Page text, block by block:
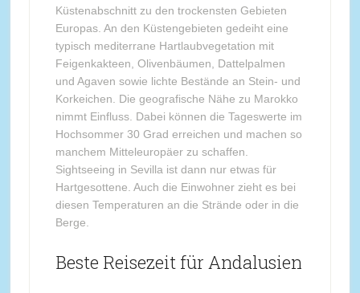
Küstenabschnitt zu den trockensten Gebieten
Europas. An den Küstengebieten gedeiht eine
typisch mediterrane Hartlaubvegetation mit
Feigenkakteen, Olivenbäumen, Dattelpalmen
und Agaven sowie lichte Bestände an Stein- und
Korkeichen. Die geografische Nähe zu Marokko
nimmt Einfluss. Dabei können die Tageswerte im
Hochsommer 30 Grad erreichen und machen so
manchem Mitteleuropäer zu schaffen.
Sightseeing in Sevilla ist dann nur etwas für
Hartgesottene. Auch die Einwohner zieht es bei
diesen Temperaturen an die Strände oder in die
Berge.
Beste Reisezeit für Andalusien